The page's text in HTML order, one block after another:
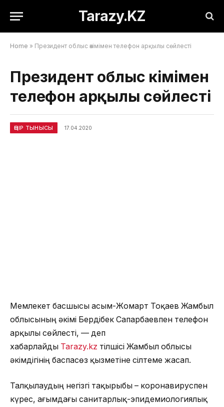
Tarazy.KZ
Home » Президент облыс әкімімен телефон арқылы сөйлесті
Президент облыс әкімімен
телефон арқылы сөйлесті
ӨҢІР ТЫНЫСЫ 17.04.2020
Мемлекет басшысы Қасым-Жомарт Тоқаев Жамбыл
облысының әкімі Бердібек Сапарбаевпен телефон
арқылы сөйлесті, — деп
хабарлайды Tarazy.kz тілшісі Жамбыл облысы
әкімдігінің баспасөз қызметіне сілтеме жасап.
Талқылаудың негізгі тақырыбы – коронавируспен
күрес, ағымдағы санитарлық-эпидемиологиялық